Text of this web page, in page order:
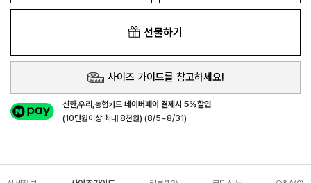
선물하기
사이즈 가이드를 참고하세요!
신한,우리,농협카드네이버페이 결제시 5%할인
(10만원이상 최대 8천원) (8/5~8/31)